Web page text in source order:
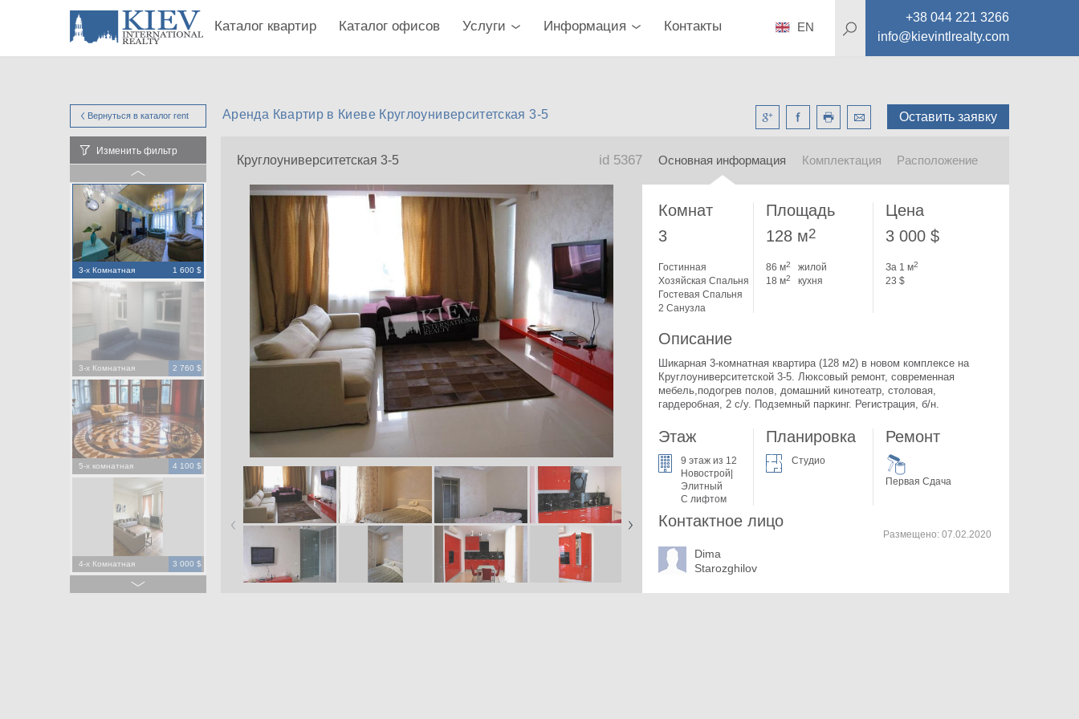
Каталог квартир Каталог офисов Услуги Информация Контакты
+38 044 221 3266
info@kievintlrealty.com
EN
Вернуться в каталог rent Оставить заявку
Аренда Квартир в Киеве Круглоуниверситетская 3-5
Изменить фильтр
3-х Комнатная 1 600 $
3-х Комнатная 2 760 $
5-х комнатная 4 100 $
4-х Комнатная 3 000 $
Круглоуниверситетская 3-5 id 5367 Основная информация Комплектация Расположение
Комнат
3
Гостинная
Хозяйская Спальня
Гостевая Спальня
2 Санузла
Площадь
128 м2
86 м2
жилой
18 м2 кухня
Цена
3 000 $
За 1 м2
23 $
Описание
Шикарная 3-комнатная квартира (128 м2) в новом комплексе на
Круглоуниверситетской 3-5. Люксовый ремонт, современная
мебель,подогрев полов, домашний кинотеатр, столовая,
гардеробная, 2 с/у. Подземный паркинг. Регистрация, б/н.
Этаж
9 этаж из 12
Новострой|
Элитный
С лифтом
Планировка
Студио
Ремонт
Первая Сдача
Контактное лицо
Dima
Starozghilov
Размещено:07.02.2020